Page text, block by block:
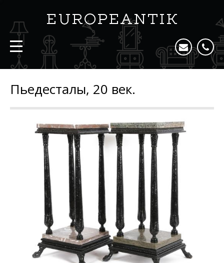
Пьедесталы, 20 век.